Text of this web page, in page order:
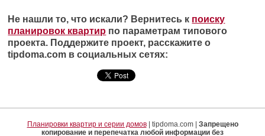
Не нашли то, что искали? Вернитесь к поиску
планировок квартир по параметрам типового
проекта. Поддержите проект, расскажите о
tipdoma.com в социальных сетях:
Планировки квартир и серии домов| tipdoma.com | Запрещено
копирование и перепечатка любой информации без